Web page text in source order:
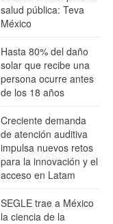
salud pública: Teva
México
Hasta 80% del daño
solar que recibe una
persona ocurre antes
de los 18 años
Creciente demanda
de atención auditiva
impulsa nuevos retos
para la innovación y el
acceso en Latam
SEGLE trae a México
la ciencia de la